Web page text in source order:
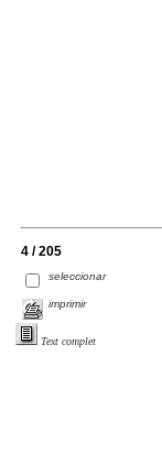
4 / 205
seleccionar
imprimir
Text complet